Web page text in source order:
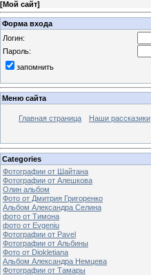
[Мой сайт]
Форма входа
Логин:
Пароль:
запомнить
Меню сайта
Главная страница Наши рассказики
Categories
Фотографии от Шайтана
Фотографии от Алешкова
Олин альбом
Фото от Дмитрия Григоренко
Альбом Александра Селина
фото от Тимона
фото от Еvgeniu
Фотографии от Pavel
Фотографии от Альбины
Фото от Diokletiana
Альбом Александра Немцева
Фотографии от Тамары